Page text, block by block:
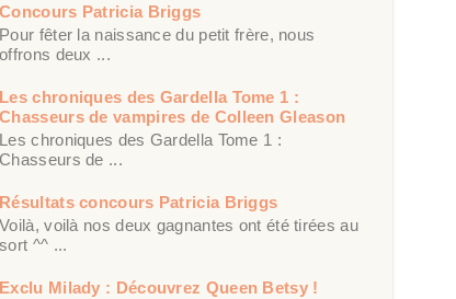
Concours Patricia Briggs
Pour fêter la naissance du petit frère, nous
offrons deux ...
Les chroniques des Gardella Tome 1 :
Chasseurs de vampires de Colleen Gleason
Les chroniques des Gardella Tome 1 :
Chasseurs de ...
Résultats concours Patricia Briggs
Voilà, voilà nos deux gagnantes ont été tirées au
sort ^^ ...
Exclu Milady : Découvrez Queen Betsy !